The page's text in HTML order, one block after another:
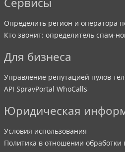
Определить регион и оператора
Кто звонит: определитель спам-
Для бизнеса
Управление репутацией пулов
API SpravPortal WhoCalls
Юридическая
Условия использования
Политика в отношении